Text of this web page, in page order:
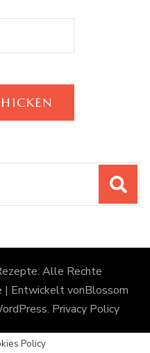
. Alle Rechte
| Entwickelt vonBlossom
. Privacy Policy
Policy